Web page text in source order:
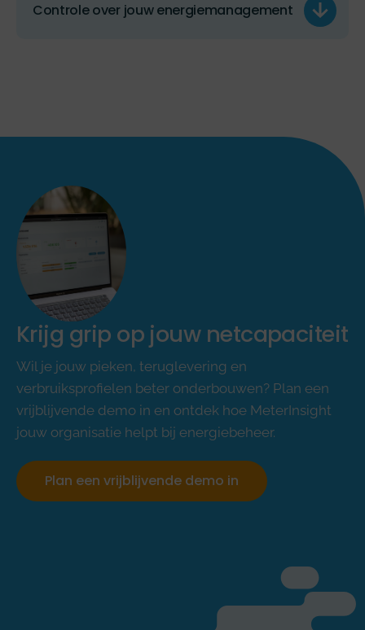
Controle over jouw energiemanagement
Krijg grip op jouw netcapaciteit
Wil je jouw pieken, teruglevering en
verbruiksprofielen beter onderbouwen? Plan een
vrijblijvende demo in en ontdek hoe MeterInsight
jouw organisatie helpt bij energiebeheer.
Plan een vrijblijvende demo in